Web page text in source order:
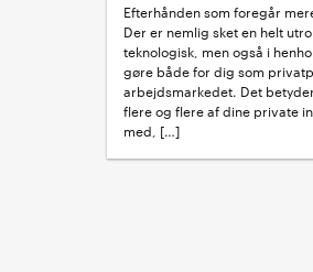
Efterhånden som foregår
Der er nemlig sket en helt
teknologisk, men også i
gøre både for dig som
arbejdsmarkedet. Det
flere og flere af dine private
med, […]